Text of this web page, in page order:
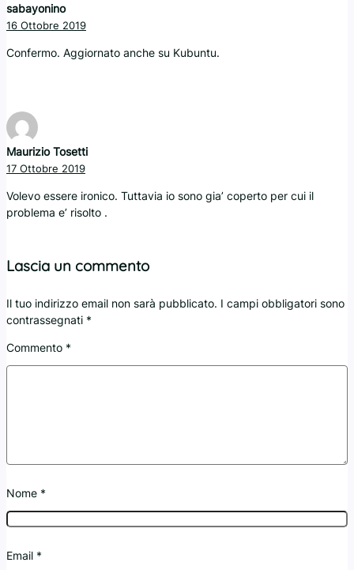
sabayonino
16 Ottobre 2019
Confermo. Aggiornato anche su Kubuntu.
Maurizio Tosetti
17 Ottobre 2019
Volevo essere ironico. Tuttavia io sono gia’ coperto per cui il
problema e’ risolto .
Lascia un commento
Il tuo indirizzo email non sarà pubblicato. I campi obbligatori sono
contrassegnati *
Commento *
Nome *
Email *